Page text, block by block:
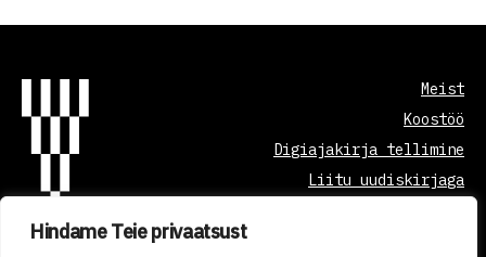
Hindame Teie privaatsust
Meist
Koostöö
Digiajakirja tellimine
Liitu uudiskirjaga